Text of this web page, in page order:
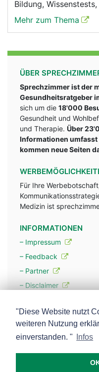
Bildung,
Mehr zum Thema
ÜBER
Sprechzimmer ist der
Gesundheitsratgeber
sich um die 18'000
Gesundheit und
und Therapie. Über
Informationen
kommen neue Seiten
Für Ihre
Medizin ist
INFORMATIONEN
– Impressum
– Feedback
– Partner
– Disclaimer
– Werbung
– Mehr über unsere
"Diese Website nutzt
weiteren Nutzung
einverstanden. "
Infos